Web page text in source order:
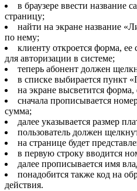
в браузере ввести название
страницу;
найти на экране название
по нему;
клиенту откроется форма,
для авторизации в системе;
теперь абонент должен
в списке выбирается пункт
на экране высветится
сначала прописывается
сумма;
далее указывается размер
пользователь должен
на странице будет
в первую строку вводится
далее прописывается имя
понадобится также код на
действия.